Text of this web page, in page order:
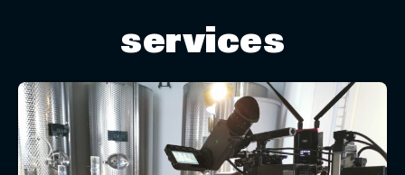
services